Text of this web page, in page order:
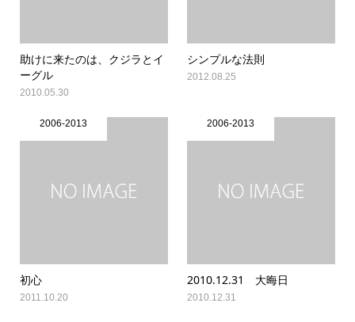
助けに来たのは、クジラとイ
ーグル
2010.05.30
シンプルな法則
2012.08.25
2006-2013
初心
2011.10.20
2006-2013
2010.12.31 大晦日
2010.12.31